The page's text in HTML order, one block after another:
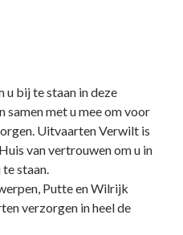
u bij te staan in deze
met u mee om voor
Uitvaarten Verwilt is
van vertrouwen om u in
staan.
Putte en Wilrijk
verzorgen in heel de